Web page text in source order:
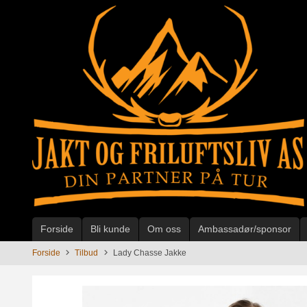
Forside Bli kunde Om oss Ambassadør/sponsor
Forside Tilbud Lady Chasse Jakke